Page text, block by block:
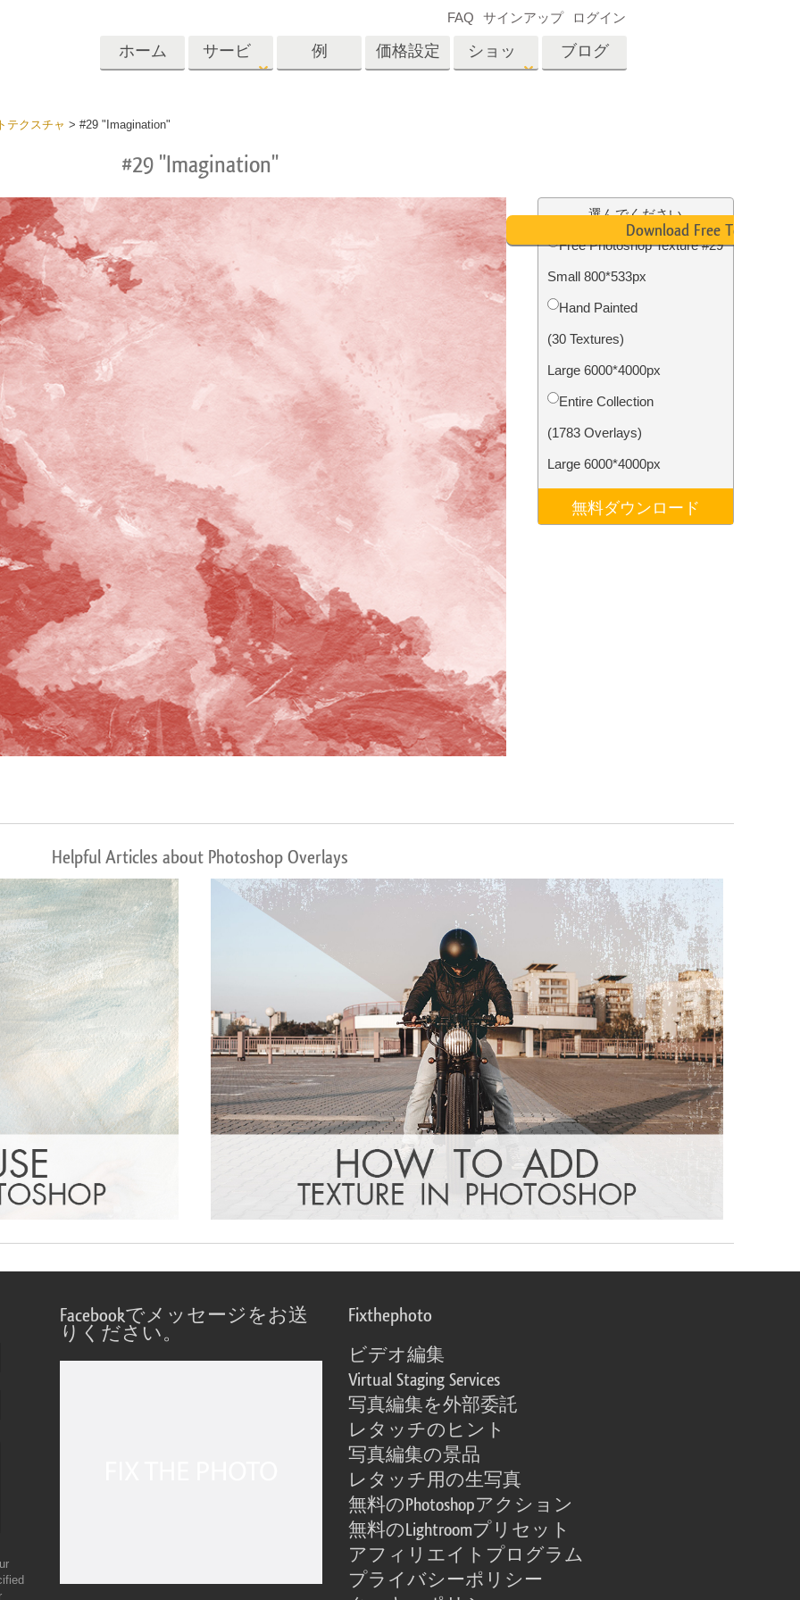
ホーム サービ
ービス
真編集サービ
ス
AIが生成した衣料品モデ
ル
画像操作料理内容
写真入力アプリケーショ
ッチ製品内容 ジュエリーレタッチ製品
内容
AIトレーニングデータ Video Editing Services
例 価格設定 ショッ
ィールプリ
コレクショ
Photoshop
Photoshopアクション
Photoshopオーバーレイ
Photoshopテクスチャ
Psアクションコレクシ
ョン全体
Psはコレクション全体
をオーバーレイしま
す
プレート
結婚式招待状
ビデオオーバーレイ
ブログ
FAQ サインアップ ログイン
テクスチャ > #29 "Imagination"
#29 "Imagination"
選んでください
Free Photoshop Texture #29
Small 800*533px
Hand Painted
(30 Textures)
Large 6000*4000px
Entire Collection
(1783 Overlays)
Large 6000*4000px
無料ダウンロード
Download Free Texture
Helpful Articles about Photoshop Overlays
Facebookでメッセージをお送
りください。
Fixthephoto
ビデオ編集
Virtual Staging Services
写真編集を外部委託
レタッチのヒント
写真編集の景品
レタッチ用の生写真
無料のPhotoshopアクション
無料のLightroomプリセット
アフィリエイトプログラム
プライバシーポリシー